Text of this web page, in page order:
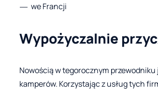
we Francji
Wypożyczalnie
Nowością w tegorocznym
kamperów. Korzystając z usług tych